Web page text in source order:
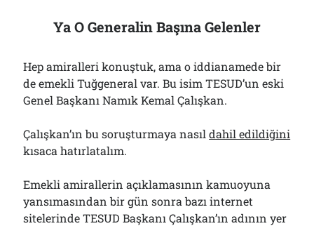
Ya O Generalin Başına Gelenler
Hep amiralleri konuştuk, ama o iddianamede bir
de emekli Tuğgeneral var. Bu isim TESUD’un eski
Genel Başkanı Namık Kemal Çalışkan.
Çalışkan’ın bu soruşturmaya nasıldahil edildiğini
kısaca hatırlatalım.
Emekli amirallerin açıklamasının kamuoyuna
yansımasından bir gün sonra bazı internet
sitelerinde TESUD Başkanı Çalışkan’ın adının yer